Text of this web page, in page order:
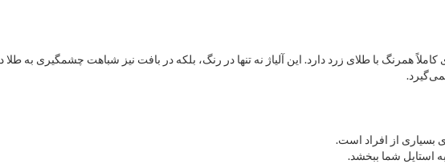
با طلای زرد دارد. این آلیاژ نه تنها در رنگ، بلکه در بافت نیز شباهت چشمگیری به طلا
بسیاری از افراد است.
استایل شما ببخشد.